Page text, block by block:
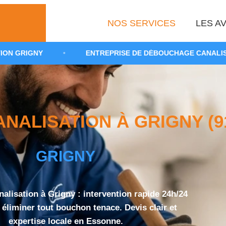
NOS SERVICES LES
• ENTREPRISE DE DÉBOUCHAGE CANALISATION 91
À GRIGNY
GRIGNY
à Grigny : intervention rapide 24h/24
tout bouchon tenace. Devis clair et
expertise locale en Essonne.